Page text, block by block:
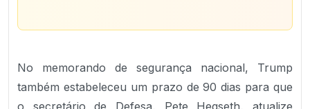
No memorando de segurança nacional, Trump
também estabeleceu um prazo de 90 dias para que
o secretário de Defesa, Pete Hegseth, atualize